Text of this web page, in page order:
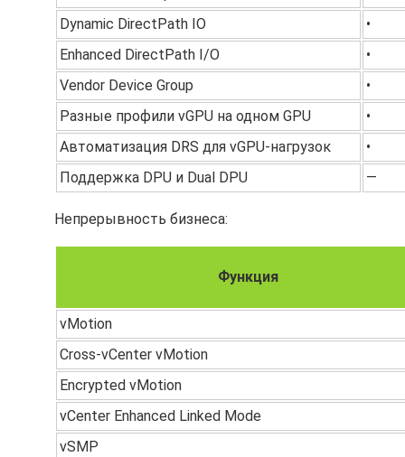
Dynamic DirectPath IO
•
Enhanced DirectPath I/O
•
Vendor Device Group
•
Разные профили vGPU на одном GPU
•
Автоматизация DRS для vGPU-нагрузок
•
Поддержка DPU и Dual DPU
—
Непрерывность бизнеса:
Функция
vMotion
Cross-vCenter vMotion
Encrypted vMotion
vCenter Enhanced Linked Mode
vSMP